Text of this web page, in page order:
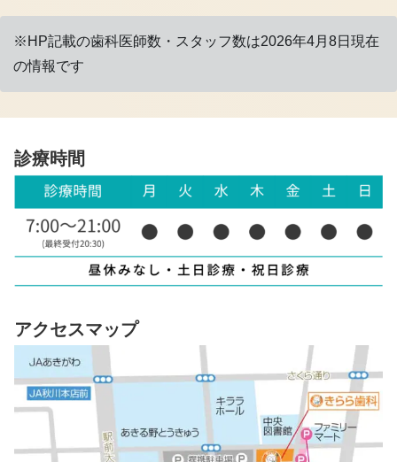
※HP記載の歯科医師数・スタッフ数は2026年4月8日現在
の情報です
診療時間
アクセスマップ